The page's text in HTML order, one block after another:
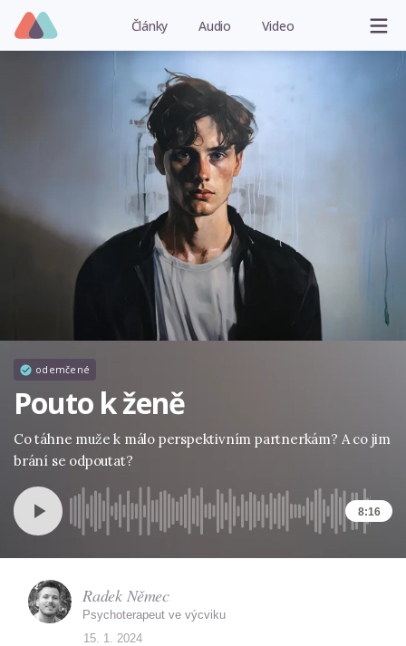
Články Audio Video
odemčené
Pouto k ženě
Co táhne muže k málo perspektivním partnerkám? A co jim
brání se odpoutat?
8:16
Radek Němec
Psychoterapeut ve výcviku
15. 1. 2024